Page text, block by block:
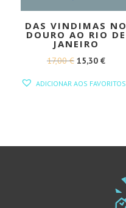
DAS VINDIMAS NO
DOURO AO RIO DE
JANEIRO
17,00€ O
15,30 €O
ADICIONAR AOS FAVORITOS